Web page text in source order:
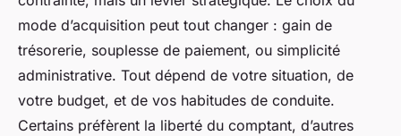
mode d’acquisition peut tout changer : gain de
trésorerie, souplesse de paiement, ou simplicité
administrative. Tout dépend de votre situation, de
votre budget, et de vos habitudes de conduite.
Certains préfèrent la liberté du comptant, d’autres